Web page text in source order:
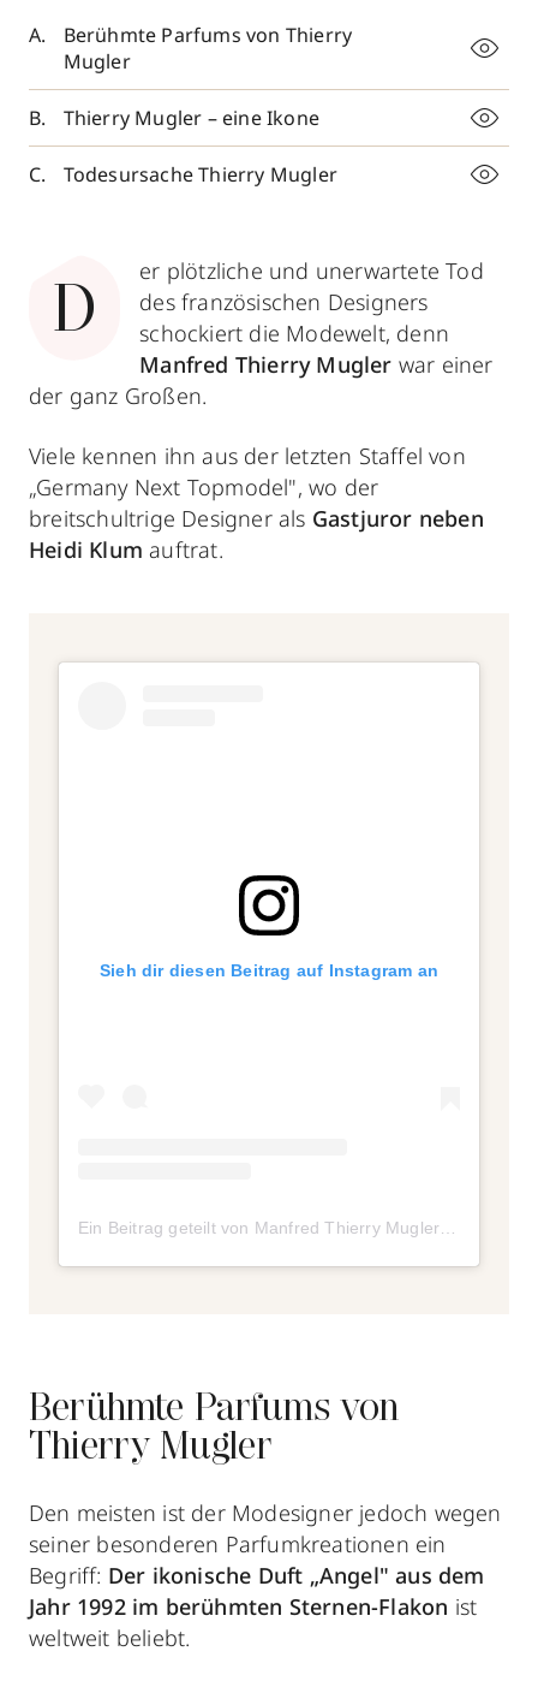
Berühmte Parfums von Thierry
Mugler
Thierry Mugler – eine Ikone
Todesursache Thierry Mugler
D
er plötzliche und unerwartete Tod
des französischen Designers
schockiert die Modewelt, denn
Manfred Thierry Mugler war einer
der ganz Großen.
Viele kennen ihn aus der letzten Staffel von
„Germany Next Topmodel", wo der
breitschultrige Designer als Gastjuror neben
Heidi Klum auftrat.
Sieh dir diesen Beitrag auf Instagram an
Berühmte Parfums von
Thierry Mugler
Den meisten ist der Modesigner jedoch wegen
seiner besonderen Parfumkreationen ein
Begriff: Der ikonische Duft „Angel" aus dem
Jahr 1992 im berühmten Sternen-Flakon ist
weltweit beliebt.